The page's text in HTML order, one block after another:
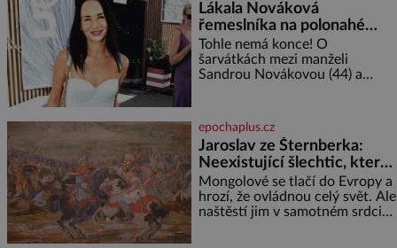
Lákala Nováková
řemeslníka na polonahé
tělo!
Tohle nemá konce! O
šarvátkách mezi manželi
Sandrou Novákovou (44) a
by doufal, že horká zem u
herečky ze seriálu Ulice a
režiséra vychladne,
epochaplus.cz
Jaroslav ze Šternberka:
Neexistující šlechtic, který
z Moravy vyžene Mongoly
Mongolové se tlačí do Evropy a
hrozí, že ovládnou celý svět. Ale
naštěstí jim v samotném srdci